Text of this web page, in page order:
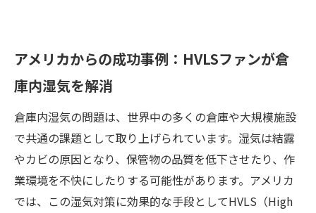
アメリカからの成功事例：HVLSファンが倉
庫内湿気を解消
倉庫内湿気の問題は、世界中の多くの倉庫や大規模施設
で共通の課題として取り上げられています。湿気は結露
やカビの原因となり、保管物の品質を低下させたり、作
業環境を不快にしたりする可能性があります。アメリカ
では、この湿気対策に効果的な手段としてHVLS（High